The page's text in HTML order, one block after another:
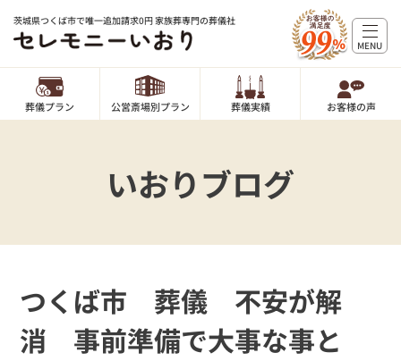
茨城県つくば市で唯一追加請求0円 家族葬専門の葬儀社
葬儀プラン 公営斎場別プラン 葬儀実績 お客様の声
MENU
いおりブログ
つくば市 葬儀 不安が解
消 事前準備で大事な事と